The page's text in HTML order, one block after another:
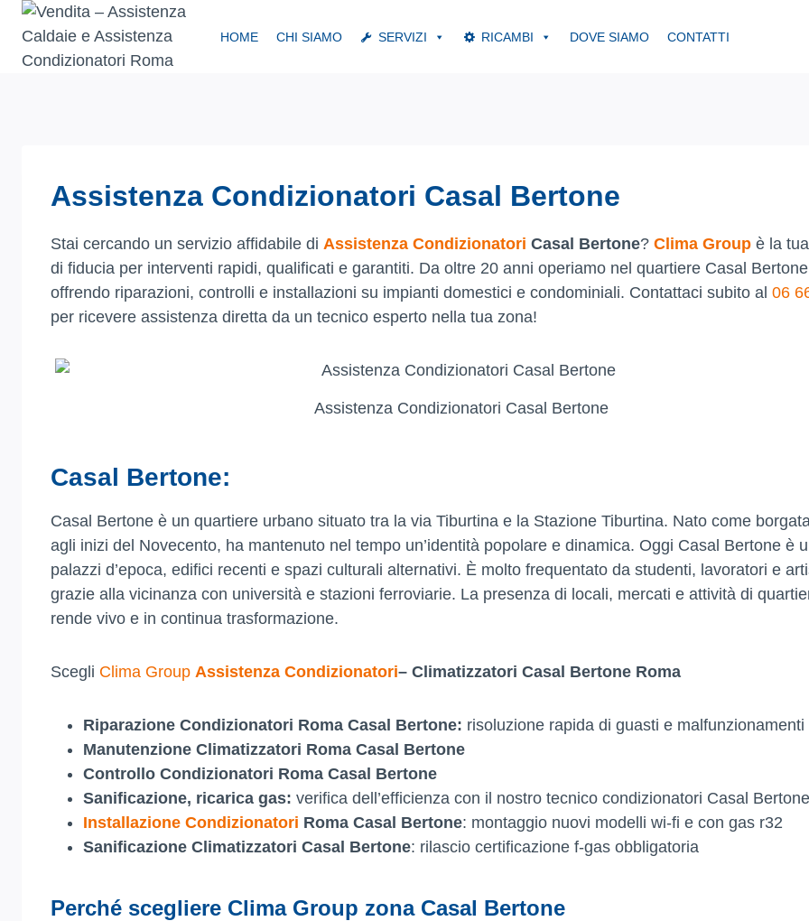
Salta
contenuto
HOME CHI SIAMO SERVIZI RICAMBI DOVE SIAMO CONTATTI
Assistenza Condizionatori Casal Bertone
Stai cercando un servizio affidabile di Assistenza Condizionatori Casal Bertone? Clima Group è la
di fiducia per interventi rapidi, qualificati e garantiti. Da oltre 20 anni operiamo nel quartiere Casal
offrendo riparazioni, controlli e installazioni su impianti domestici e condominiali. Contattaci subito al 06
per ricevere assistenza diretta da un tecnico esperto nella tua zona!
Assistenza Condizionatori Casal Bertone
Casal Bertone:
Casal Bertone è un quartiere urbano situato tra la via Tiburtina e la Stazione Tiburtina. Nato come
agli inizi del Novecento, ha mantenuto nel tempo un’identità popolare e dinamica. Oggi Casal Bertone è
palazzi d’epoca, edifici recenti e spazi culturali alternativi. È molto frequentato da studenti, lavoratori e
grazie alla vicinanza con università e stazioni ferroviarie. La presenza di locali, mercati e attività di
rende vivo e in continua trasformazione.
Scegli Clima Group Assistenza Condizionatori– Climatizzatori Casal Bertone Roma
Riparazione Condizionatori Roma Casal Bertone: risoluzione rapida di guasti e malfunzionamenti
Manutenzione Climatizzatori Roma Casal Bertone
Controllo Condizionatori Roma Casal Bertone
Sanificazione, ricarica gas: verifica dell’efficienza con il nostro tecnico condizionatori Casal Bertone
Installazione Condizionatori Roma Casal Bertone: montaggio nuovi modelli wi-fi e con gas r32
Sanificazione Climatizzatori Casal Bertone: rilascio certificazione f-gas obbligatoria
Perché scegliere Clima Group zona Casal Bertone